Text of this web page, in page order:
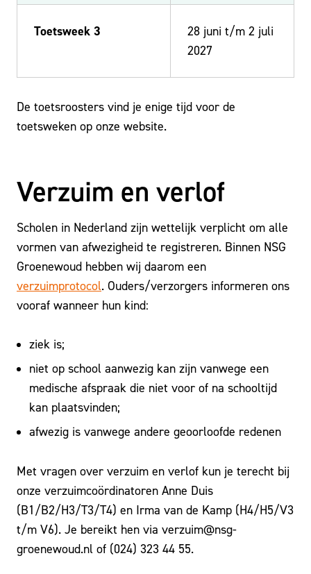
Toetsweek 3
28 juni t/m 2 juli
2027
De toetsroosters vind je enige tijd voor de
toetsweken op onze website.
Verzuim en verlof
Scholen in Nederland zijn wettelijk verplicht om alle
vormen van afwezigheid te registreren. Binnen NSG
Groenewoud hebben wij daarom een
verzuimprotocol. Ouders/verzorgers informeren ons
vooraf wanneer hun kind:
ziek is;
niet op school aanwezig kan zijn vanwege een
medische afspraak die niet voor of na schooltijd
kan plaatsvinden;
afwezig is vanwege andere geoorloofde redenen
Met vragen over verzuim en verlof kun je terecht bij
onze verzuimcoördinatoren Anne Duis
(B1/B2/H3/T3/T4) en Irma van de Kamp (H4/H5/V3
t/m V6). Je bereikt hen via verzuim@nsg-
groenewoud.nl of (024) 323 44 55.